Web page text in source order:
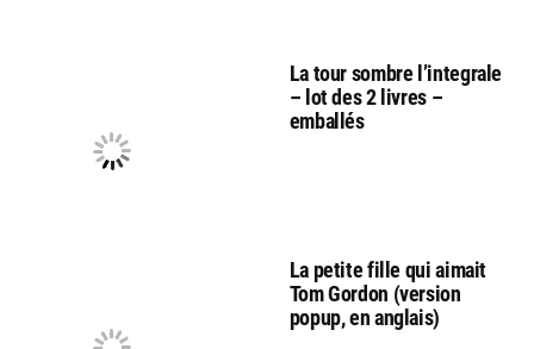
La tour sombre l’integrale
– lot des 2 livres –
emballés
La petite fille qui aimait
Tom Gordon (version
popup, en anglais)